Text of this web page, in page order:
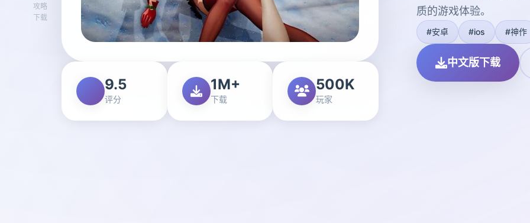
攻略
下载
9.5
评分
1M+
下载
500K
玩家
质的游戏体验。
#安卓 #ios #神作
中文版下载